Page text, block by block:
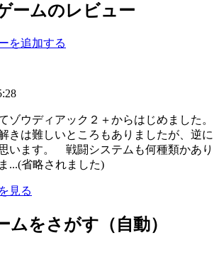
ームのレビュー
を追加する
ゾウディアック２＋からはじめました。
きは難しいところもありましたが、逆に
います。 戦闘システムも何種類かあり
...(省略されました)
見る
ムをさがす（自動）